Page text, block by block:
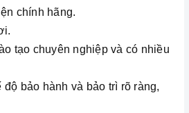
linh kiện chính hãng.
tận nơi.
tạo chuyên nghiệp và có nhiều
bảo hành và bảo trì rõ ràng,